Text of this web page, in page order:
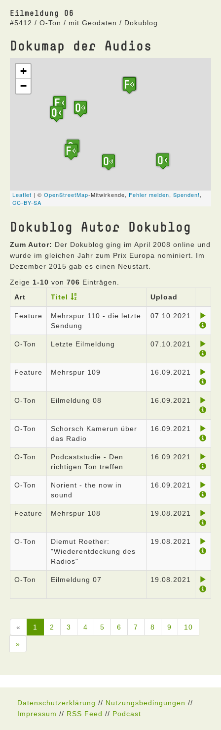
Eilmeldung 06
#5412 / O-Ton / mit Geodaten / Dokublog
Dokumap der Audios
Dokublog Autor Dokublog
Zum Autor: Der Dokublog ging im April 2008 online und
wurde im gleichen Jahr zum Prix Europa nominiert. Im
Dezember 2015 gab es einen Neustart.
Zeige 1-10 von 706 Einträgen.
Art
Titel Upload
Feature
Mehrspur 110 - die letzte
Sendung
07.10.2021
O-Ton Letzte Eilmeldung 07.10.2021
Feature Mehrspur 109 16.09.2021
O-Ton Eilmeldung 08 16.09.2021
O-Ton
Schorsch Kamerun über
das Radio
16.09.2021
O-Ton
Podcaststudie - Den
richtigen Ton treffen
16.09.2021
O-Ton
Norient - the now in
sound
16.09.2021
Feature Mehrspur 108 19.08.2021
O-Ton
Diemut Roether:
"Wiederentdeckung des
Radios"
19.08.2021
O-Ton Eilmeldung 07 19.08.2021
« 1 2 3 4 5 6 7 8 9 10
»
Datenschutzerklärung // Nutzungsbedingungen //
Impressum // RSS Feed // Podcast